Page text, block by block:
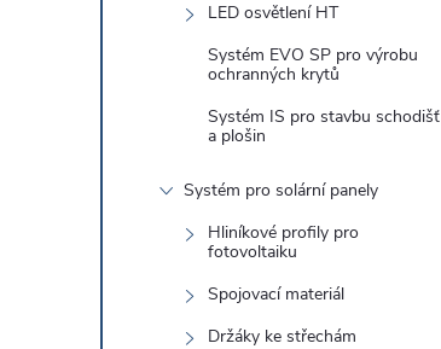
LED osvětlení HT
Systém EVO SP pro výrobu
ochranných krytů
Systém IS pro stavbu schodišť
a plošin
Systém pro solární panely
Hliníkové profily pro
fotovoltaiku
Spojovací materiál
Držáky ke střechám